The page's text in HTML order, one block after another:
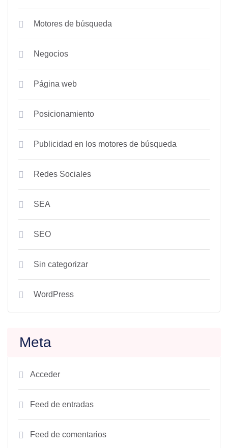
Motores de búsqueda
Negocios
Página web
Posicionamiento
Publicidad en los motores de búsqueda
Redes Sociales
SEA
SEO
Sin categorizar
WordPress
Meta
Acceder
Feed de entradas
Feed de comentarios